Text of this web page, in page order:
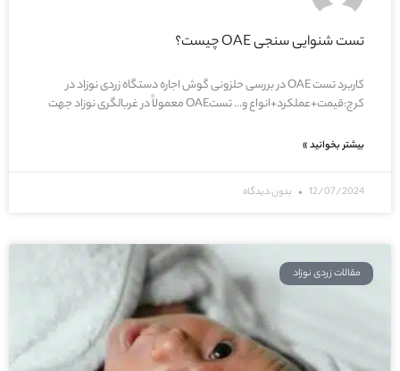
تست شنوایی سنجی OAE چیست؟
کاربرد تست OAE در بررسی حلزونی گوش اجاره دستگاه زردی نوزاد در
کرج:قیمت+عملکرد+انواع و… تستOAE معمولاً در غربالگری نوزاد جهت
بیشتر بخوانید »
12/07/2024 بدون دیدگاه
مقالات زردی نوزاد